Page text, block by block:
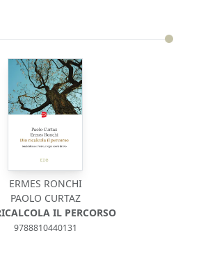
ERMES RONCHI
PAOLO CURTAZ
IL PERCORSO
9788810440131